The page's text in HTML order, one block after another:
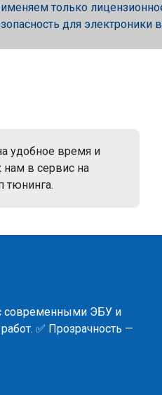
только
для электроники
удобное время и
нам в сервис на
тюнинга.
современными ЭБУ и
✅ Прозрачность —